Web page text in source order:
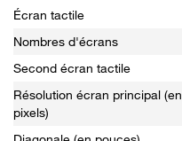
Écran tactile
Nombres d'écrans
Second écran tactile
Résolution écran principal (en
pixels)